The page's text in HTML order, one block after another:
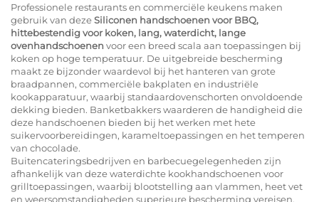
Professionele restaurants en commerciële keukens maken
gebruik van dezeSiliconen handschoenen voor BBQ,
hittebestendig voor koken, lang, waterdicht, lange
ovenhandschoenen voor een breed scala aan toepassingen bij
koken op hoge temperatuur. De uitgebreide bescherming
maakt ze bijzonder waardevol bij het hanteren van grote
braadpannen, commerciële bakplaten en industriële
kookapparatuur, waarbij standaardovenschorten onvoldoende
dekking bieden. Banketbakkers waarderen de handigheid die
deze handschoenen bieden bij het werken met hete
suikervoorbereidingen, karameltoepassingen en het temperen
van chocolade.
Buitencateringsbedrijven en barbecuegelegenheden zijn
afhankelijk van deze waterdichte kookhandschoenen voor
grilltoepassingen, waarbij blootstelling aan vlammen, heet vet
en weersomstandigheden superieure bescherming vereisen.